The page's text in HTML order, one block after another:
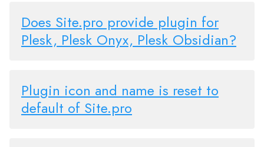
Does Site.pro provide plugin for
Plesk, Plesk Onyx, Plesk Obsidian?
Plugin icon and name is reset to
default of Site.pro